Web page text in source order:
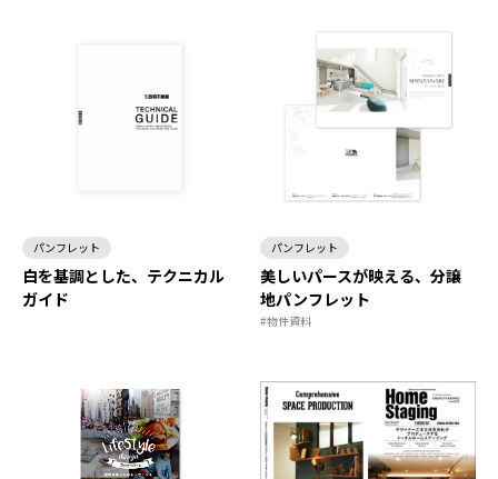
パンフレット
白を基調とした、テクニカル
ガイド
パンフレット
美しいパースが映える、分譲
地パンフレット
#物件資料